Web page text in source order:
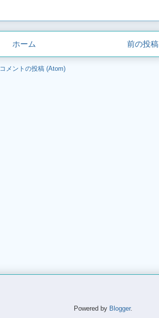
前の投稿
ホーム
コメントの投稿 (Atom)
Powered by Blogger.